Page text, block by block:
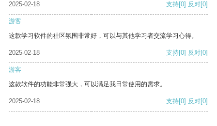
2025-02-18
支持[0] 反对[0]
游客
这款学习软件的社区氛围非常好，可以与其他学习者交流学习心得。
2025-02-18 支持[0] 反对[0]
游客
这款软件的功能非常强大，可以满足我日常使用的需求。
2025-02-18 支持[0] 反对[0]